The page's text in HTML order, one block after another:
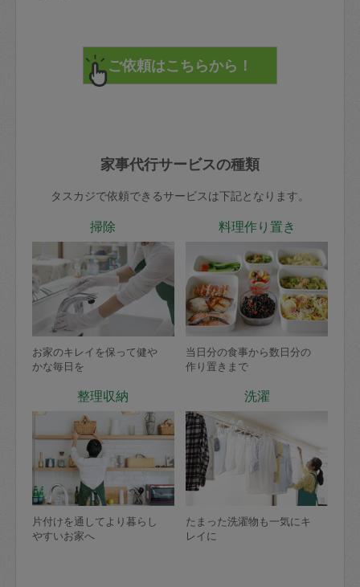
家事代行サービスの種類
タスカジで依頼できるサービスは下記となります。
掃除
お家のキレイを保って健や
かな毎日を
料理作り置き
当日分の食事から数日分の
作り置きまで
整理収納
片付けを通してより暮らし
やすいお家へ
洗濯
たまった洗濯物も一気にキ
レイに